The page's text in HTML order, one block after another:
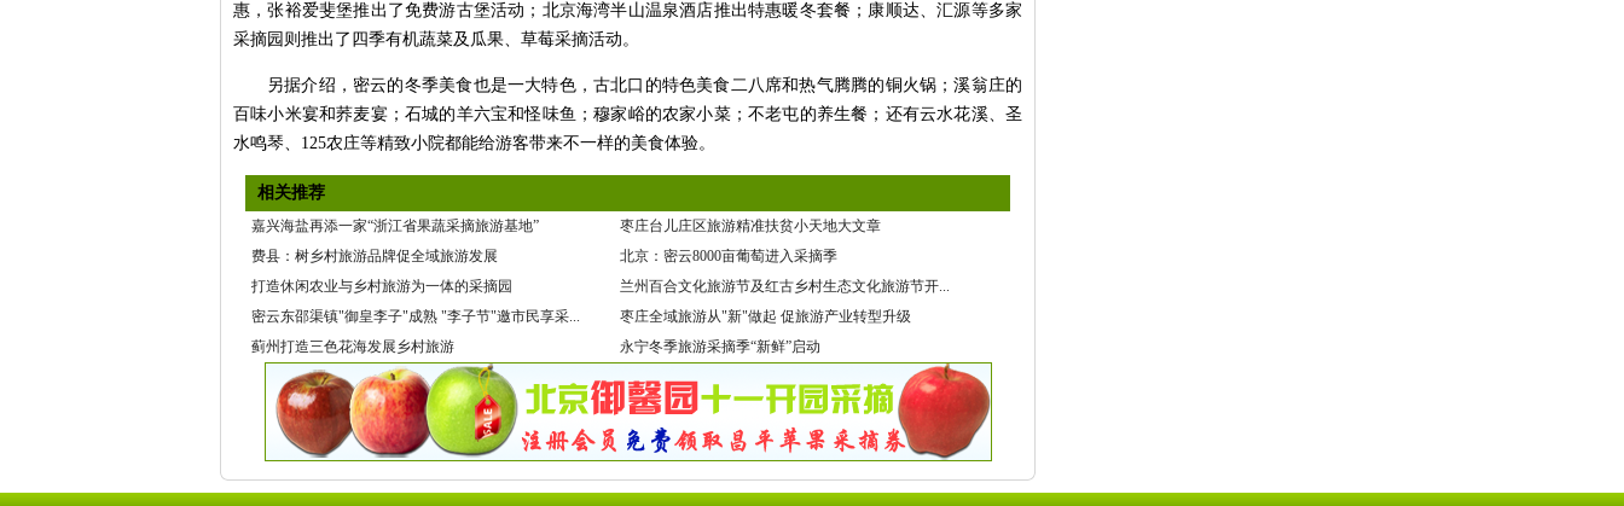
惠，张裕爱斐堡推出了免费游古堡活动；北京海湾半山温泉酒店推出特惠暖冬套餐；康顺达、汇源等多家
采摘园则推出了四季有机蔬菜及瓜果、草莓采摘活动。
另据介绍，密云的冬季美食也是一大特色，古北口的特色美食二八席和热气腾腾的铜火锅；溪翁庄的
百味小米宴和荞麦宴；石城的羊六宝和怪味鱼；穆家峪的农家小菜；不老屯的养生餐；还有云水花溪、圣
水鸣琴、125农庄等精致小院都能给游客带来不一样的美食体验。
相关推荐
嘉兴海盐再添一家“浙江省果蔬采摘旅游基地”
枣庄台儿庄区旅游精准扶贫小天地大文章
费县：树乡村旅游品牌促全域旅游发展
北京：密云8000亩葡萄进入采摘季
打造休闲农业与乡村旅游为一体的采摘园
兰州百合文化旅游节及红古乡村生态文化旅游节开...
密云东邵渠镇"御皇李子"成熟 "李子节"邀市民享采...
枣庄全域旅游从"新"做起 促旅游产业转型升级
蓟州打造三色花海发展乡村旅游
永宁冬季旅游采摘季“新鲜”启动